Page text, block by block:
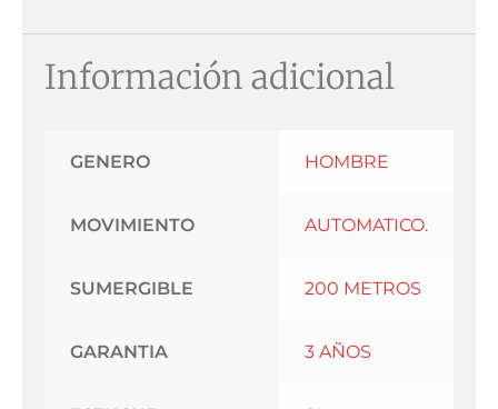
Información adicional
GENERO HOMBRE
MOVIMIENTO AUTOMATICO.
SUMERGIBLE 200 METROS
GARANTIA 3 AÑOS